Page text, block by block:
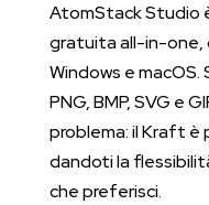
AtomStack Studio
gratuita all-in-one,
Windows e
PNG, BMP, SVG e
problema: il Kraft
dandoti la
che preferisci.